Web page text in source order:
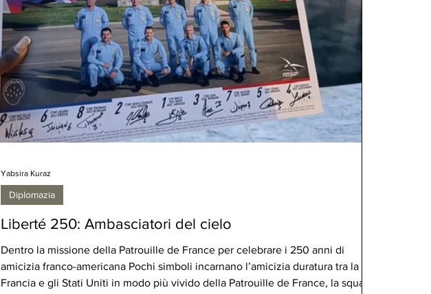
Liberté 250: Ambasciatori del cielo
Dentro la missione della Patrouille de France per celebrare i 250 anni di
amicizia franco-americana Pochi simboli incarnano l’amicizia duratura tra la
Francia e gli Stati Uniti in modo più vivido della Patrouille de France, la squadra
Diplomazia
Yabsira Kuraz